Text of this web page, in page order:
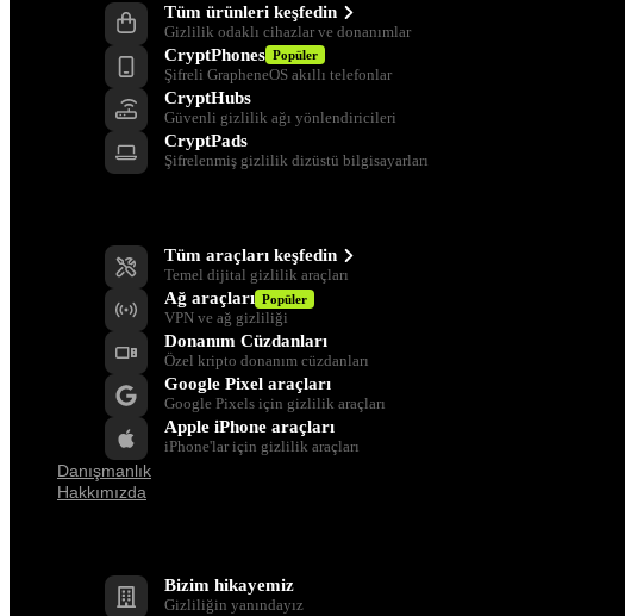
Tüm ürünleri keşfedin
Gizlilik odaklı cihazlar ve donanımlar
CryptPhones Popüler
Şifreli GrapheneOS akıllı telefonlar
CryptHubs
Güvenli gizlilik ağı yönlendiricileri
CryptPads
Şifrelenmiş gizlilik dizüstü bilgisayarları
Tüm araçları keşfedin
Temel dijital gizlilik araçları
Ağ araçları Popüler
VPN ve ağ gizliliği
Donanım Cüzdanları
Özel kripto donanım cüzdanları
Google Pixel araçları
Google Pixels için gizlilik araçları
Apple iPhone araçları
iPhone'lar için gizlilik araçları
Danışmanlık
Hakkımızda
Bizim hikayemiz
Gizliliğin yanındayız